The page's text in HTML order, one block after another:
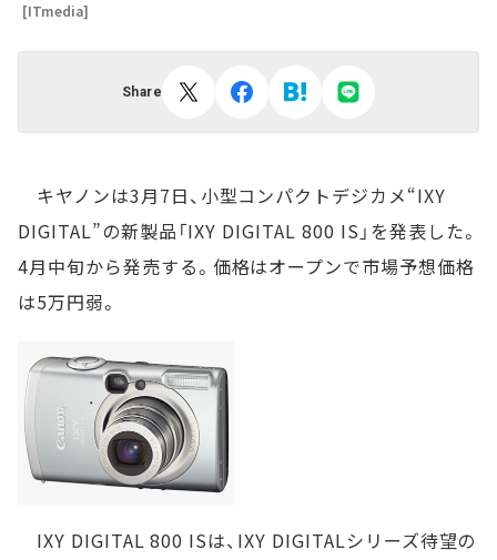
[ITmedia]
Share
キヤノンは3月7日、小型コンパクトデジカメ“IXY
DIGITAL”の新製品「IXY DIGITAL 800 IS」を発表した。
4月中旬から発売する。価格はオープンで市場予想価格
は5万円弱。
IXY DIGITAL 800 ISは、IXY DIGITALシリーズ待望の